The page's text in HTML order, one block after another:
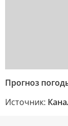
Прогноз
Источник: